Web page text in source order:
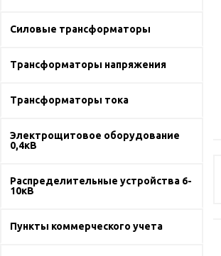
Силовые трансформаторы
Трансформаторы напряжения
Трансформаторы тока
Электрощитовое оборудование
0,4кВ
Распределительные устройства 6-
10кВ
Пункты коммерческого учета